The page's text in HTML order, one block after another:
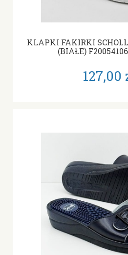
KLAPKI FAKIRKI
(BIAŁE)
127,00